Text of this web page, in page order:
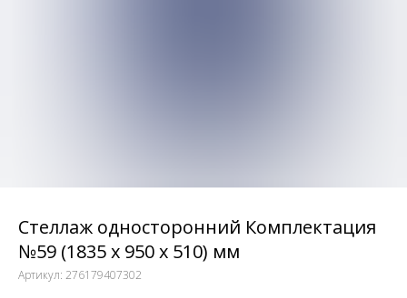
Стеллаж односторонний Комплектация
№59 (1835 х 950 х 510) мм
Артикул: 276179407302